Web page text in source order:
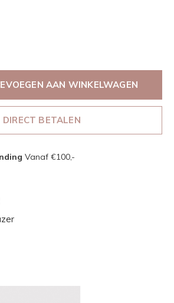
AAN WINKELWAGEN
DIRECT BETALEN
Vanaf €100,-